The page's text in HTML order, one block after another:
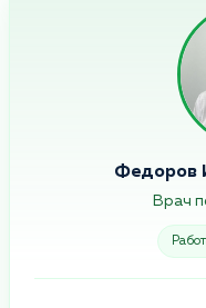
Федоров
Врач